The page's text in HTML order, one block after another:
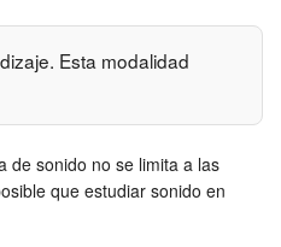
Esta modalidad
de sonido no se limita a las
que estudiar sonido en